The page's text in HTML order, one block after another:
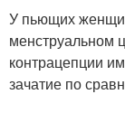
У пьющих
менструальном
контрацепции
зачатие по